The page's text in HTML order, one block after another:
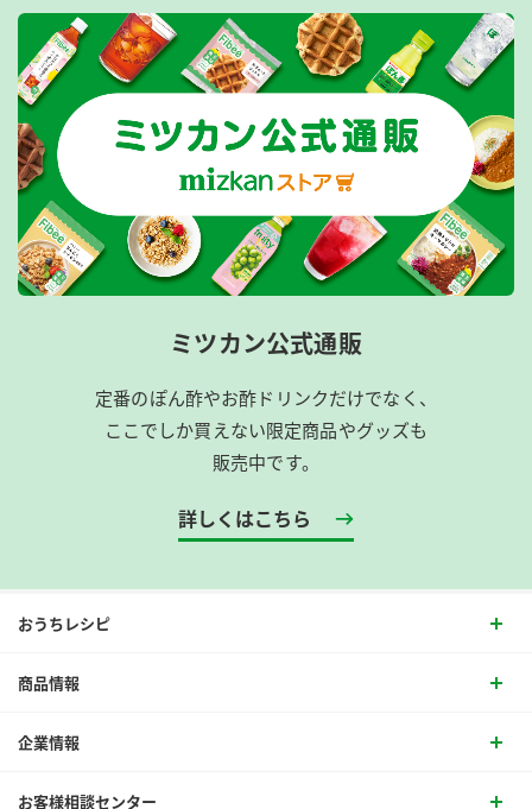
ミツカン公式通販
定番のぽん酢やお酢ドリンクだけでなく、
ここでしか買えない限定商品やグッズも
販売中です。
詳しくはこちら
おうちレシピ
商品情報
企業情報
お客様相談センター